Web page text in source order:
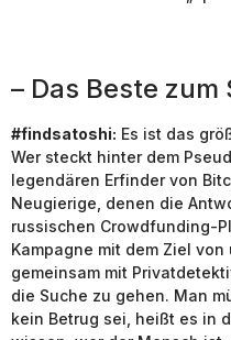
– Das Beste zum
#findsatoshi: Es ist das
Wer steckt hinter dem
legendären Erfinder von
Neugierige, denen die
russischen Crowdfunding-
Kampagne mit dem Ziel
gemeinsam mit
die Suche zu gehen. Man
kein Betrug sei, heißt es in